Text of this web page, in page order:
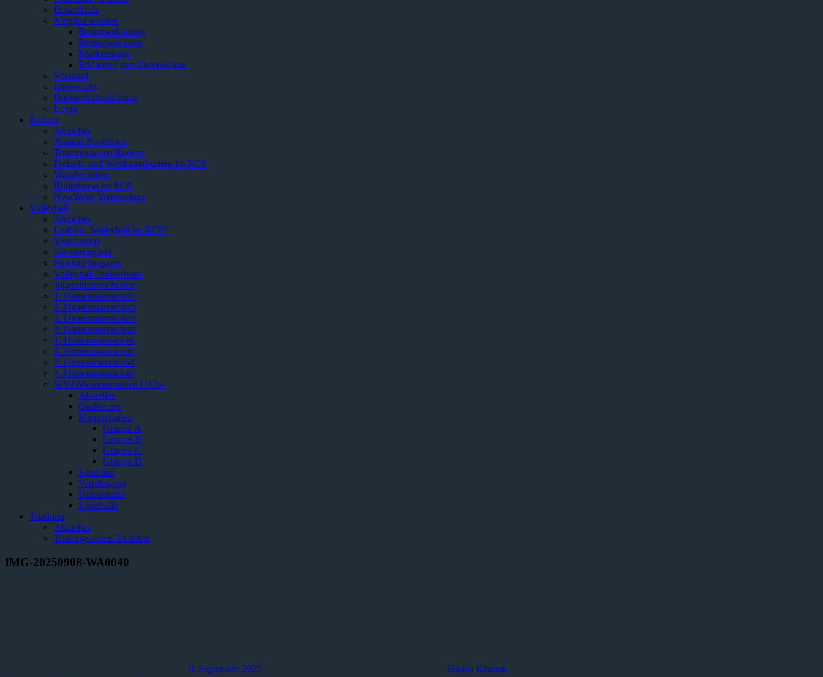
Downloads
Mitglied werden
Beitrittserklärung
Beitragsordnung
Förderzusage
Erklärung zum Datenschutz
Vorstand
Impressum
Datenschutzerklärung
Login
Rudern
Aktuelles
Anfahrt Bootshaus
Trainingszeiten Rudern
Freizeit- und Wettkampfrudern im RCS
Wanderrudern
Ruderkurse im RCS
NewWave Vereinsshop
Volleyball
Aktuelles
Leitbild „Volleyball im RCS“
Vereinsshop
Saisonmagazin
Spieltagsmagazin
Volleyball-Trainerteam
Jugendmannschaften
1. Damenmannschaft
2. Damenmannschaft
3. Damenmannschaft
4. Damenmannschaft
1. Herrenmannschaft
2. Herrenmannschaft
3. Herrenmannschaft
4. Herrenmannschaft
WVJ-Meisterschaften U13w
Aktuelles
Grußworte
Mannschaften
Gruppe A
Gruppe B
Gruppe C
Gruppe D
Spielplan
Verpflegung
Unterkünfte
Sporthalle
Triathlon
Aktuelles
Trainingszeiten Triathlon
IMG-20250908-WA0040
8. September 2025 Hanna Klammt